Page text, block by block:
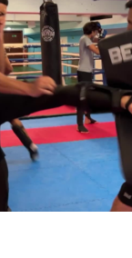
club de
plus en